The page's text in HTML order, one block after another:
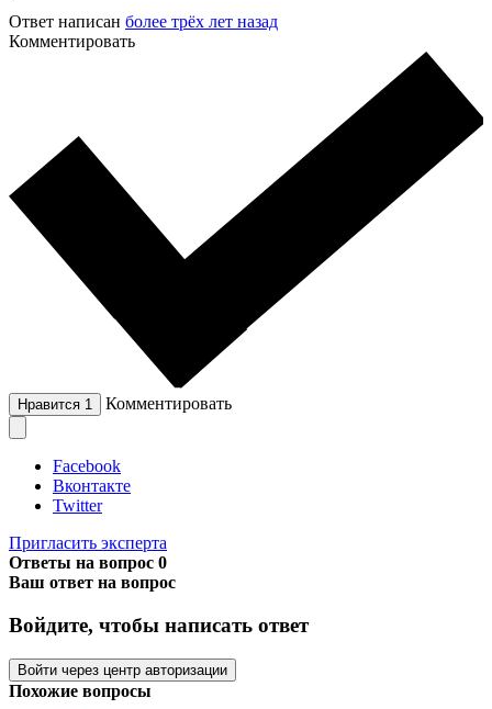
Ответ написан более трёх лет назад
Комментировать
Нравится 1 Комментировать
Facebook
Вконтакте
Twitter
Пригласить эксперта
Ответы на вопрос 0
Ваш ответ на вопрос
Войдите, чтобы написать ответ
Войти через центр авторизации
Похожие вопросы